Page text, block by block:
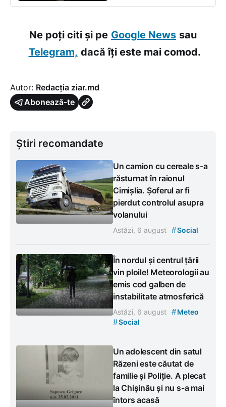
Ne poți citi și pe Google News sau
Telegram, dacă îți este mai comod.
Autor: Redacția ziar.md
Abonează-te
Știri recomandate
Un camion cu cereale s-a
răsturnat în raionul
Cimișlia. Șoferul ar fi
pierdut controlul asupra
volanului
Astăzi, 6 august #Social
În nordul și centrul țării
vin ploile! Meteorologii au
emis cod galben de
instabilitate atmosferică
Astăzi, 6 august #Meteo
#Social
Un adolescent din satul
Răzeni este căutat de
familie și Poliție. A plecat
la Chișinău și nu s-a mai
întors acasă